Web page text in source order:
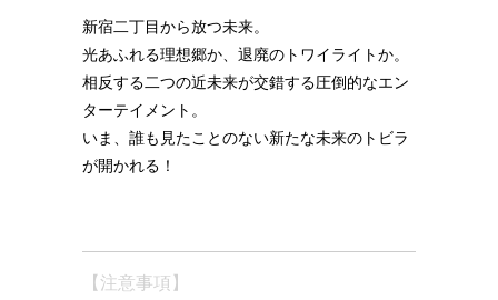
新宿二丁目から放つ未来。
光あふれる理想郷か、退廃のトワイライトか。
相反する二つの近未来が交錯する圧倒的なエン
ターテイメント。
いま、誰も見たことのない新たな未来のトビラ
が開かれる！
【注意事項】